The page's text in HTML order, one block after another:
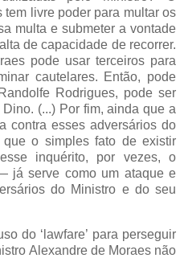
tem livre poder para multar os
multa e submeter a vontade
de capacidade de recorrer.
pode usar terceiros para
cautelares. Então, pode
Rodrigues, pode ser
(...) Por fim, ainda que a
contra esses adversários do
que o simples fato de existir
inquérito, por vezes, o
já serve como um ataque e
do Ministro e do seu
do ‘lawfare’ para perseguir
Alexandre de Moraes não